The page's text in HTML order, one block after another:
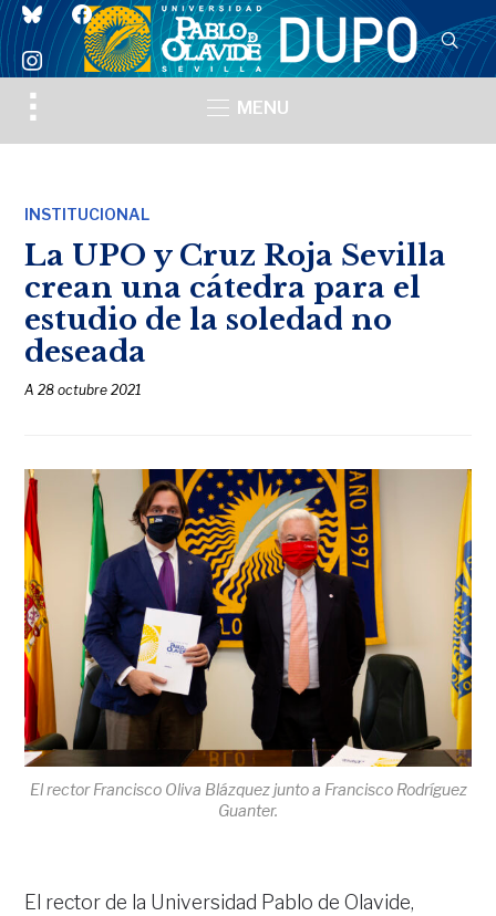
blueskyfacebook
instagram
Toggle
sidebar
MENU
INSTITUCIONAL
La UPO y Cruz Roja Sevilla
crean una cátedra para el
estudio de la soledad no
deseada
A28 octubre 2021
El rector Francisco Oliva Blázquez junto a Francisco Rodríguez
Guanter.
El rector de la Universidad Pablo de Olavide,